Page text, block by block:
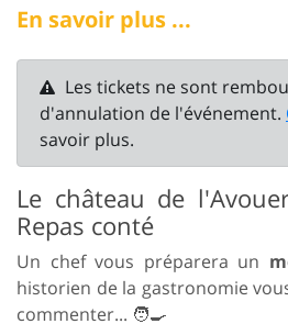
En savoir plus ...
Les tickets ne sont
d'annulation de l'événement.
savoir plus.
Le château de
Repas conté
Un chef vous préparera un
historien de la gastronomie
commenter... 🧑‍🍳